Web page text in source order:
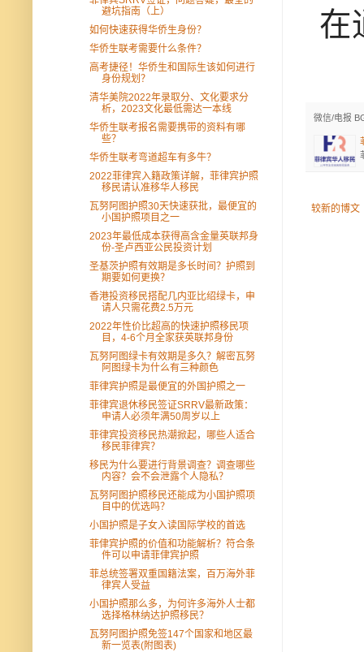
在
微信/电报
较新的博文
避坑指南（上）
如何快速获得华侨生身份？
华侨生联考需要什么条件？
高考捷径！华侨生和国际生该如何进行
身份规划？
清华美院2022年录取分、文化要求分
析，2023文化最低需达一本线
华侨生联考报名需要携带的资料有哪
些？
华侨生联考弯道超车有多牛？
2022菲律宾入籍政策详解，菲律宾护照
移民请认准移华人移民
瓦努阿图护照30天快速获批，最便宜的
小国护照项目之一
2023年最低成本获得高含金量英联邦身
份-圣卢西亚公民投资计划
圣基茨护照有效期是多长时间？护照到
期要如何更换？
香港投资移民搭配几内亚比绍绿卡，申
请人只需花费2.5万元
2022年性价比超高的快速护照移民项
目，4-6个月全家获英联邦身份
瓦努阿图绿卡有效期是多久？解密瓦努
阿图绿卡为什么有三种颜色
菲律宾护照是最便宜的外国护照之一
菲律宾退休移民签证SRRV最新政策：
申请人必须年满50周岁以上
菲律宾投资移民热潮掀起，哪些人适合
移民菲律宾？
移民为什么要进行背景调查？调查哪些
内容？会不会泄露个人隐私？
瓦努阿图护照移民还能成为小国护照项
目中的优选吗？
小国护照是子女入读国际学校的首选
菲侓宾护照的价值和功能解析？符合条
件可以申请菲侓宾护照
菲总统签署双重国籍法案，百万海外菲
律宾人受益
小国护照那么多，为何许多海外人士都
选择格林纳达护照移民？
瓦努阿图护照免签147个国家和地区最
新一览表(附图表)